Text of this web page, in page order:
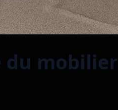
du mobilier